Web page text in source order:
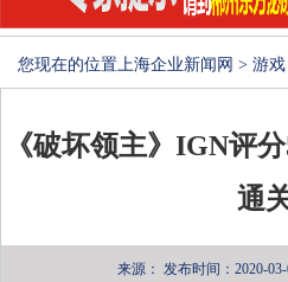
您现在的位置上海企业新闻网 > 游戏
《破坏领主》IGN评
通
来源： 发布时间：2020-03-